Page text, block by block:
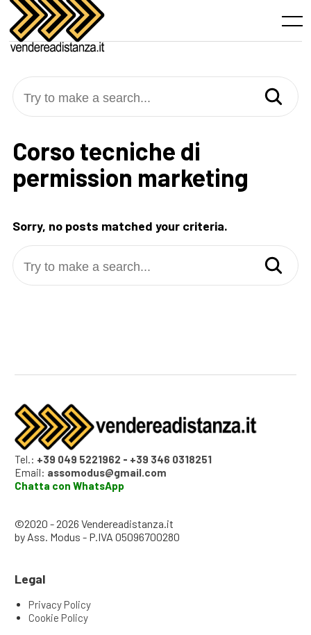
Skip
content
Menu
Try to make a search...
Corso tecniche di
permission marketing
Sorry, no posts matched your criteria.
Try to make a search...
Tel.: +39 049 5221962 - +39 346 0318251
Email: assomodus@gmail.com
Chatta con WhatsApp
©2020 - 2026 Vendereadistanza.it
by Ass. Modus - P.IVA 05096700280
Legal
Privacy Policy
Cookie Policy